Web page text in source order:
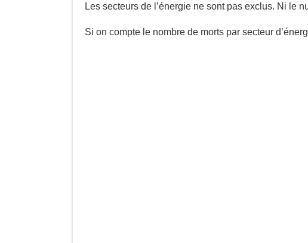
Les secteurs de l’énergie ne sont pas exclus. Ni le
Si on compte le nombre de morts par secteur